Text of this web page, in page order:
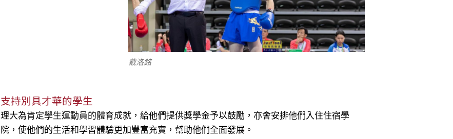
戴洛銘
支持別具才華的學生
理大為肯定學生運動員的體育成就，給他們提供獎學金予以鼓勵，亦會安排他們入住住宿學
院，使他們的生活和學習體驗更加豐富充實，幫助他們全面發展。